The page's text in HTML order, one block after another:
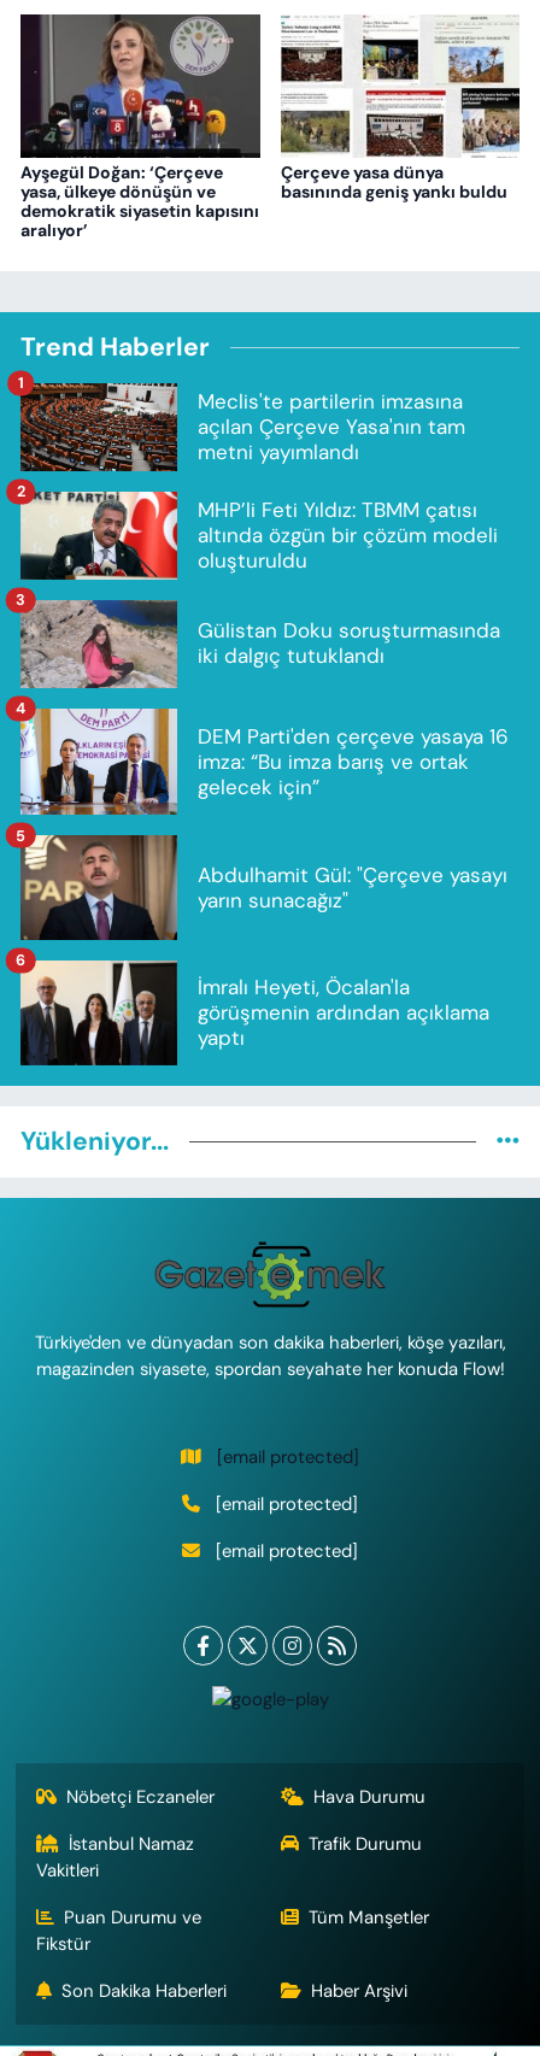
Ayşegül Doğan: ‘Çerçeve
yasa, ülkeye dönüşün ve
demokratik siyasetin kapısını
aralıyor’
Çerçeve yasa dünya
basınında geniş yankı buldu
Trend Haberler
Meclis'te partilerin imzasına
açılan Çerçeve Yasa'nın tam
metni yayımlandı
1
MHP’li Feti Yıldız: TBMM çatısı
altında özgün bir çözüm modeli
oluşturuldu
2
Gülistan Doku soruşturmasında
iki dalgıç tutuklandı
3
DEM Parti'den çerçeve yasaya 16
imza: “Bu imza barış ve ortak
gelecek için”
4
Abdulhamit Gül: "Çerçeve yasayı
yarın sunacağız"
5
İmralı Heyeti, Öcalan'la
görüşmenin ardından açıklama
yaptı
6
Yükleniyor...
Türkiye'den ve dünyadan son dakika haberleri, köşe yazıları,
magazinden siyasete, spordan seyahate her konuda Flow!
[email protected]
[email protected]
[email protected]
Nöbetçi Eczaneler
Hava Durumu
İstanbul Namaz
Vakitleri
Trafik Durumu
Puan Durumu ve
Fikstür
Tüm Manşetler
Son Dakika Haberleri Haber Arşivi